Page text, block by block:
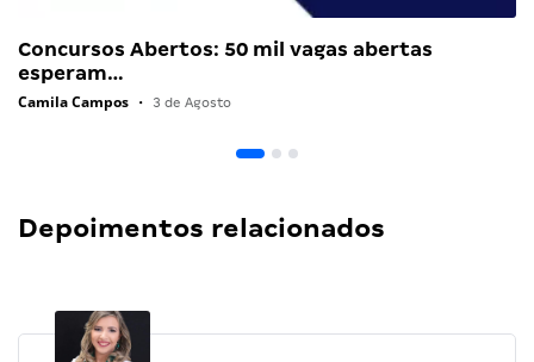
Concursos Abertos: 50 mil vagas abertas
esperam…
Camila Campos • 3 de Agosto
Depoimentos relacionados